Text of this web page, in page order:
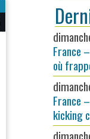
France
où
France
kicking